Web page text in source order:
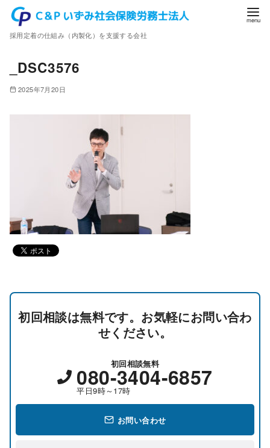
ツ
採用定着の仕組み（内製化）を支援する会社
_DSC3576
2025年7月20日
初回相談は無料です。お気軽にお問い合わ
せください。
初回相談無料
080-3404-6857
平日9時～17時
お問い合わせ